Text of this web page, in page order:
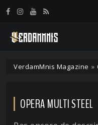
VerdamMnis Magazine »
OPERA MULTI STEEL
Panneau de gestion des